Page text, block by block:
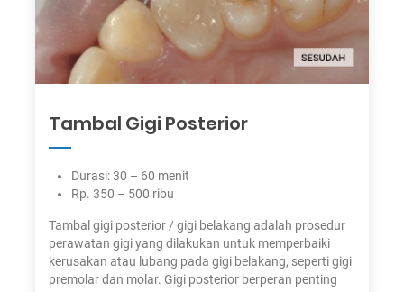
Tambal Gigi Posterior
Durasi: 30 – 60 menit
Rp. 350 – 500 ribu
Tambal gigi posterior / gigi belakang adalah prosedur
perawatan gigi yang dilakukan untuk memperbaiki
kerusakan atau lubang pada gigi belakang, seperti gigi
premolar dan molar. Gigi posterior berperan penting